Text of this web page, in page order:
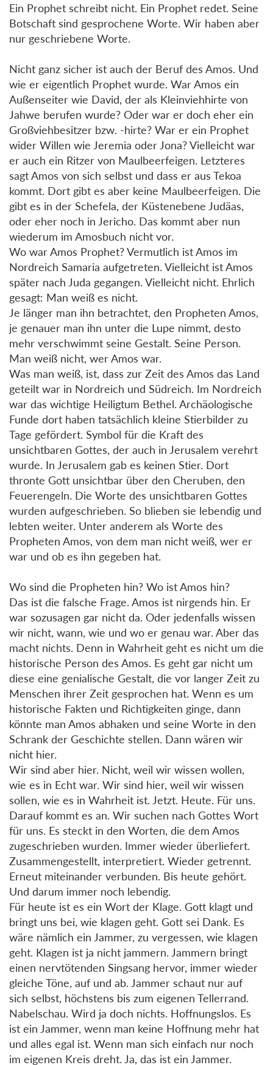
Ein Prophet schreibt nicht. Ein Prophet redet. Seine
Botschaft sind gesprochene Worte. Wir haben aber
nur geschriebene Worte.
Nicht ganz sicher ist auch der Beruf des Amos. Und
wie er eigentlich Prophet wurde. War Amos ein
Außenseiter wie David, der als Kleinviehhirte von
Jahwe berufen wurde? Oder war er doch eher ein
Großviehbesitzer bzw. -hirte? War er ein Prophet
wider Willen wie Jeremia oder Jona? Vielleicht war
er auch ein Ritzer von Maulbeerfeigen. Letzteres
sagt Amos von sich selbst und dass er aus Tekoa
kommt. Dort gibt es aber keine Maulbeerfeigen. Die
gibt es in der Schefela, der Küstenebene Judäas,
oder eher noch in Jericho. Das kommt aber nun
wiederum im Amosbuch nicht vor.
Wo war Amos Prophet? Vermutlich ist Amos im
Nordreich Samaria aufgetreten. Vielleicht ist Amos
später nach Juda gegangen. Vielleicht nicht. Ehrlich
gesagt: Man weiß es nicht.
Je länger man ihn betrachtet, den Propheten Amos,
je genauer man ihn unter die Lupe nimmt, desto
mehr verschwimmt seine Gestalt. Seine Person.
Man weiß nicht, wer Amos war.
Was man weiß, ist, dass zur Zeit des Amos das Land
geteilt war in Nordreich und Südreich. Im Nordreich
war das wichtige Heiligtum Bethel. Archäologische
Funde dort haben tatsächlich kleine Stierbilder zu
Tage gefördert. Symbol für die Kraft des
unsichtbaren Gottes, der auch in Jerusalem verehrt
wurde. In Jerusalem gab es keinen Stier. Dort
thronte Gott unsichtbar über den Cheruben, den
Feuerengeln. Die Worte des unsichtbaren Gottes
wurden aufgeschrieben. So blieben sie lebendig und
lebten weiter. Unter anderem als Worte des
Propheten Amos, von dem man nicht weiß, wer er
war und ob es ihn gegeben hat.
Wo sind die Propheten hin? Wo ist Amos hin?
Das ist die falsche Frage. Amos ist nirgends hin. Er
war sozusagen gar nicht da. Oder jedenfalls wissen
wir nicht, wann, wie und wo er genau war. Aber das
macht nichts. Denn in Wahrheit geht es nicht um die
historische Person des Amos. Es geht gar nicht um
diese eine genialische Gestalt, die vor langer Zeit zu
Menschen ihrer Zeit gesprochen hat. Wenn es um
historische Fakten und Richtigkeiten ginge, dann
könnte man Amos abhaken und seine Worte in den
Schrank der Geschichte stellen. Dann wären wir
nicht hier.
Wir sind aber hier. Nicht, weil wir wissen wollen,
wie es in Echt war. Wir sind hier, weil wir wissen
sollen, wie es in Wahrheit ist. Jetzt. Heute. Für uns.
Darauf kommt es an. Wir suchen nach Gottes Wort
für uns. Es steckt in den Worten, die dem Amos
zugeschrieben wurden. Immer wieder überliefert.
Zusammengestellt, interpretiert. Wieder getrennt.
Erneut miteinander verbunden. Bis heute gehört.
Und darum immer noch lebendig.
Für heute ist es ein Wort der Klage. Gott klagt und
bringt uns bei, wie klagen geht. Gott sei Dank. Es
wäre nämlich ein Jammer, zu vergessen, wie klagen
geht. Klagen ist ja nicht jammern. Jammern bringt
einen nervtötenden Singsang hervor, immer wieder
gleiche Töne, auf und ab. Jammer schaut nur auf
sich selbst, höchstens bis zum eigenen Tellerrand.
Nabelschau. Wird ja doch nichts. Hoffnungslos. Es
ist ein Jammer, wenn man keine Hoffnung mehr hat
und alles egal ist. Wenn man sich einfach nur noch
im eigenen Kreis dreht. Ja, das ist ein Jammer.